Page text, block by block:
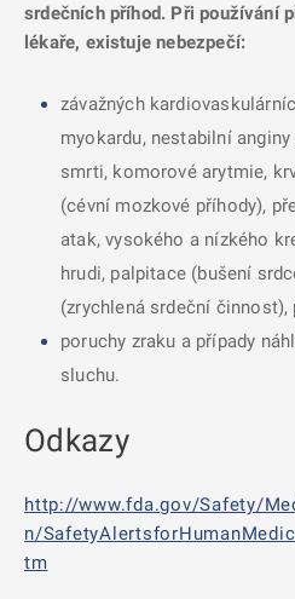
srdečních příhod. Při používání
lékaře, existuje nebezpečí:
závažných
myokardu, nestabilní
smrti, komorové arytmie,
(cévní mozkové příhody),
atak, vysokého a nízkého
hrudi, palpitace (bušení
(zrychlená srdeční činnost),
poruchy zraku a případy
sluchu.
Odkazy
http://www.fda.gov/Safety/
n/
tm